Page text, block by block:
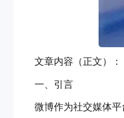
文章内容（正文）：
一、引言
微博作为社交媒体平台